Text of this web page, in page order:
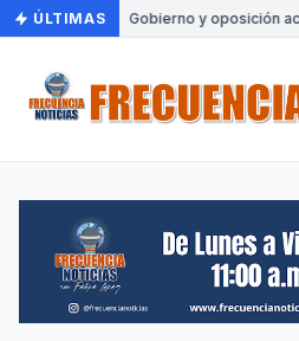
ÚLTIMAS Gobierno y oposición